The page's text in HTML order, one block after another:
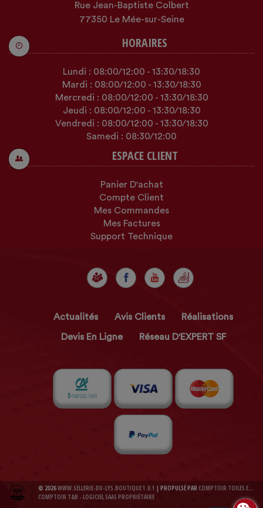
Rue Jean-Baptiste Colbert
77350 Le Mée-sur-Seine
HORAIRES
Lundi : 08:00/12:00 - 13:30/18:30
Mardi : 08:00/12:00 - 13:30/18:30
Mercredi : 08:00/12:00 - 13:30/18:30
Jeudi : 08:00/12:00 - 13:30/18:30
Vendredi : 08:00/12:00 - 13:30/18:30
Samedi : 08:30/12:00
ESPACE CLIENT
Panier D'achat
Compte Client
Mes Commandes
Mes Factures
Support Technique
Actualités Avis Clients Réalisations
Devis En Ligne Réseau D'EXPERT SF
© 2026WWW.SELLERIE-DU-LYS.BOUTIQUE 1.0.1 | PROPULSÉ PAR COMPTOIR TOILES ET BACHES 1.0.1
COMPTOIR T&B - LOGICIEL SAAS PROPRIÉTAIRE